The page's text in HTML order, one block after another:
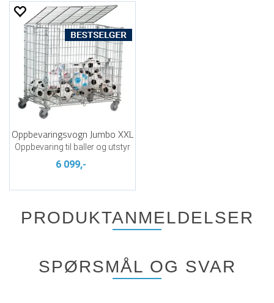
Oppbevaringsvogn Jumbo XXL
Oppbevaring til baller og utstyr
6 099,-
PRODUKTANMELDELSER
SPØRSMÅL OG SVAR